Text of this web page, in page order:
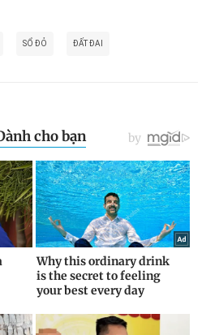
SỔ ĐỎ ĐẤT ĐAI